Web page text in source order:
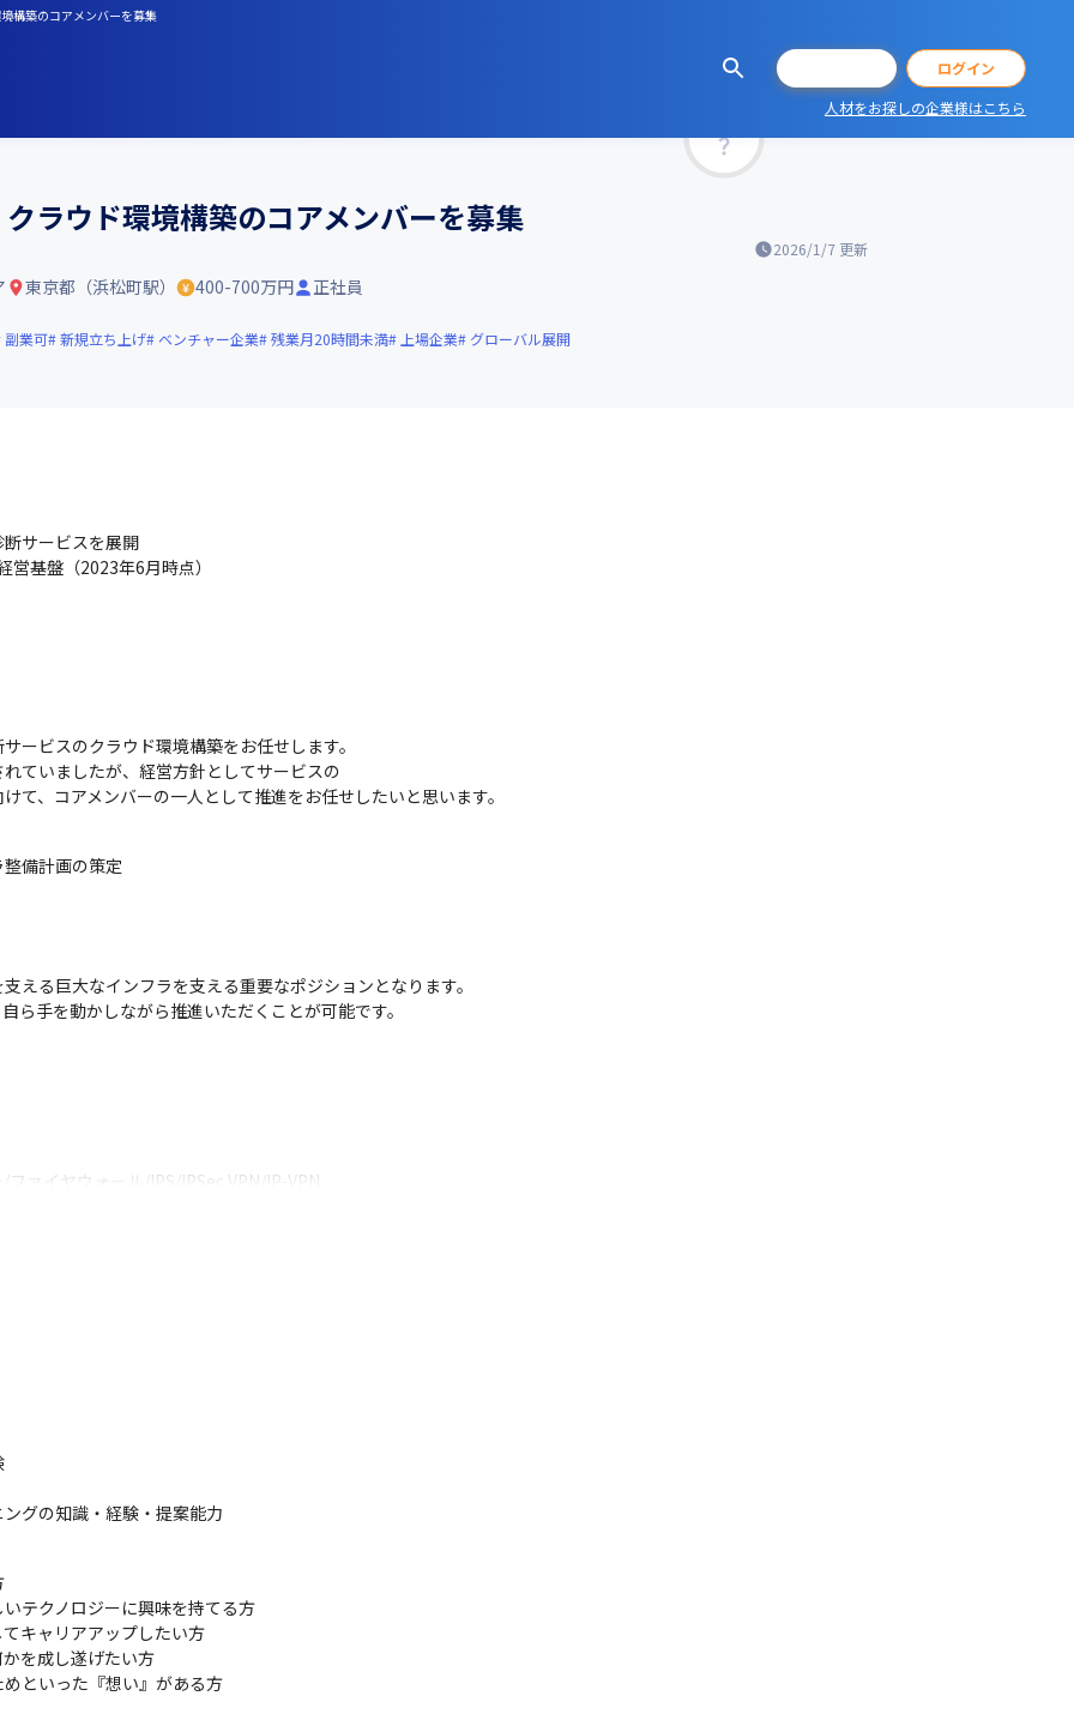
構築のコアメンバーを募集
ログイン
人材をお探しの企業様はこちら
ラウド環境構築のコアメンバーを募集
2026/1/7 更新
東京都（浜松町駅） 400-700万円 正社員
副業可 新規立ち上げ ベンチャー企業 残業月20時間未満 上場企業 グローバル展開
サービスを展開
基盤（2023年6月時点）
ービスのクラウド環境構築をお任せします。
ていましたが、経営方針としてサービスの
て、コアメンバーの一人として推進をお任せしたいと思います。
備計画の策定
える巨大なインフラを支える重要なポジションとなります。
ら手を動かしながら推進いただくことが可能です。
ァイヤウォール/IPS/IPSec VPN/IP-VPN
グの知識・経験・提案能力
テクノロジーに興味を持てる方
キャリアアップしたい方
を成し遂げたい方
といった『想い』がある方